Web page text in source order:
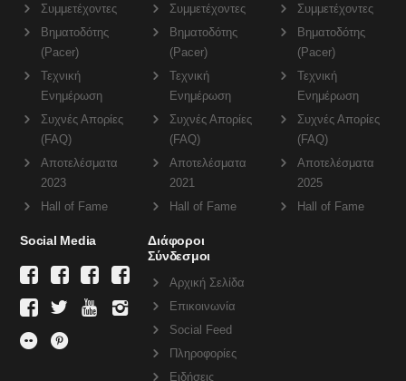
Συμμετέχοντες
Βηματοδότης
(Pacer)
Τεχνική
Ενημέρωση
Συχνές Απορίες
(FAQ)
Αποτελέσματα
2023
Hall of Fame
Συμμετέχοντες
Βηματοδότης
(Pacer)
Τεχνική
Ενημέρωση
Συχνές Απορίες
(FAQ)
Αποτελέσματα
2021
Hall of Fame
Συμμετέχοντες
Βηματοδότης
(Pacer)
Τεχνική
Ενημέρωση
Συχνές Απορίες
(FAQ)
Αποτελέσματα
2025
Hall of Fame
Social Media
Διάφοροι
Σύνδεσμοι
Αρχική Σελίδα
Επικοινωνία
Social Feed
Πληροφορίες
Ειδήσεις